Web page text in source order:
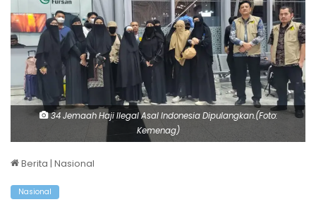
34 Jemaah Haji Ilegal Asal Indonesia Dipulangkan.(Foto:
Kemenag)
Berita | Nasional
Nasional